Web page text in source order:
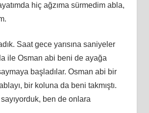
hiç ağzıma sürmedim abla,
Saat gece yarısına saniyeler
ile Osman abi beni de ayağa
başladılar. Osman abi bir
bir koluna da beni takmıştı.
ben de onlara